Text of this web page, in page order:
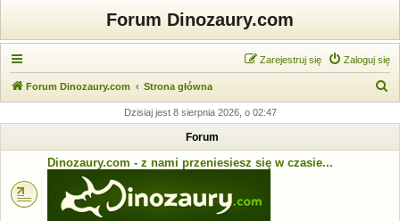
Forum Dinozaury.com
Zaloguj się
Zarejestruj się
Forum Dinozaury.com Strona główna
k
Dzisiaj jest 8 sierpnia 2026, o 02:47
Forum
Dinozaury.com - z nami przeniesiesz się w czasie...